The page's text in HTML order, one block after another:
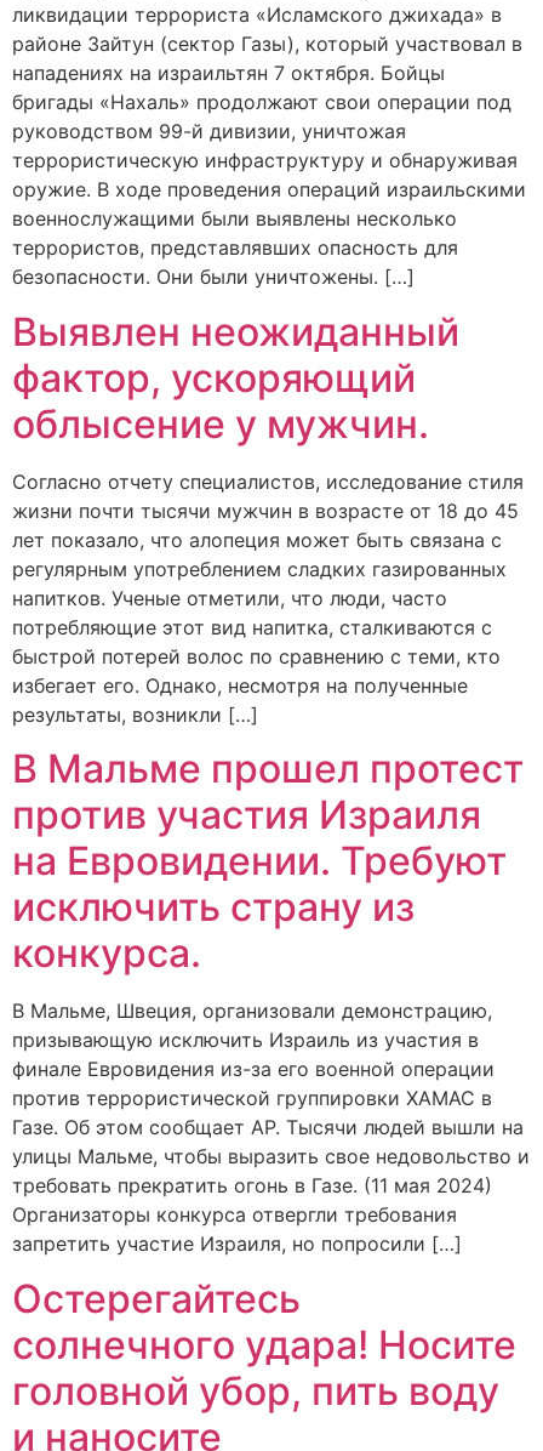
ликвидации террориста «Исламского джихада» в
районе Зайтун (сектор Газы), который участвовал в
нападениях на израильтян 7 октября. Бойцы
бригады «Нахаль» продолжают свои операции под
руководством 99-й дивизии, уничтожая
террористическую инфраструктуру и обнаруживая
оружие. В ходе проведения операций израильскими
военнослужащими были выявлены несколько
террористов, представлявших опасность для
безопасности. Они были уничтожены. […]
Выявлен неожиданный
фактор, ускоряющий
облысение у мужчин.
Согласно отчету специалистов, исследование стиля
жизни почти тысячи мужчин в возрасте от 18 до 45
лет показало, что алопеция может быть связана с
регулярным употреблением сладких газированных
напитков. Ученые отметили, что люди, часто
потребляющие этот вид напитка, сталкиваются с
быстрой потерей волос по сравнению с теми, кто
избегает его. Однако, несмотря на полученные
результаты, возникли […]
В Мальме прошел протест
против участия Израиля
на Евровидении. Требуют
исключить страну из
конкурса.
В Мальме, Швеция, организовали демонстрацию,
призывающую исключить Израиль из участия в
финале Евровидения из-за его военной операции
против террористической группировки ХАМАС в
Газе. Об этом сообщает AP. Тысячи людей вышли на
улицы Мальме, чтобы выразить свое недовольство и
требовать прекратить огонь в Газе. (11 мая 2024)
Организаторы конкурса отвергли требования
запретить участие Израиля, но попросили […]
Остерегайтесь
солнечного удара! Носите
головной убор, пить воду
и наносите